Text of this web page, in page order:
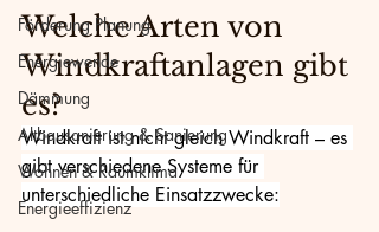
Förderung Planung
Energiewende
Dämmung
Altbausanierung & Sanierung
Wohnen & Raumklima
Energieeffizienz
Welche Arten von
Windkraftanlagen gibt
es?
Windkraft ist nicht gleich Windkraft – es
gibt verschiedene Systeme für
unterschiedliche Einsatzzwecke: